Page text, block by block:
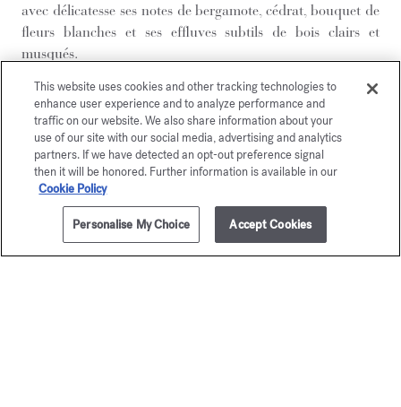
AJOUTER AU PANIER 300,00 €
avec délicatesse ses notes de bergamote, cédrat, bouquet de
fleurs blanches et ses effluves subtils de bois clairs et
musqués.
sillage de votre fragrance, complétez votre rituel soin par les
autres créations parfumées Aqua Universalis :
le gel moussant pour les mains et le corps,
le lait pour le corps,l'huile pour le corps
la brume pour les cheveux
This website uses cookies and other tracking technologies to
enhance user experience and to analyze performance and
traffic on our website. We also share information about your
use of our site with our social media, advertising and analytics
partners. If we have detected an opt-out preference signal
then it will be honored. Further information is available in our
Cookie Policy
Personalise My Choice Accept Cookies